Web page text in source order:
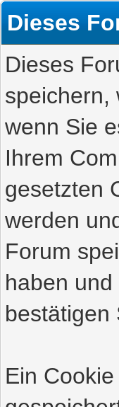
Dieses
Dieses
speichern,
wenn Sie
Ihrem
gesetzten
werden
Forum
haben
bestätigen
Ein